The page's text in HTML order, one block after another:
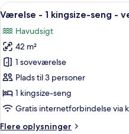
2
-
havudsigt
Indlæs
alle
billeder
af
Værelse
-
1
kingsize-
-
5
Værelse - 1 kingsize-seng -
Havudsigt
42 m²
1 soveværelse
Plads til 3 personer
1 kingsize-seng
Gratis internetforbindelse via
Flere oplysninger
Flere